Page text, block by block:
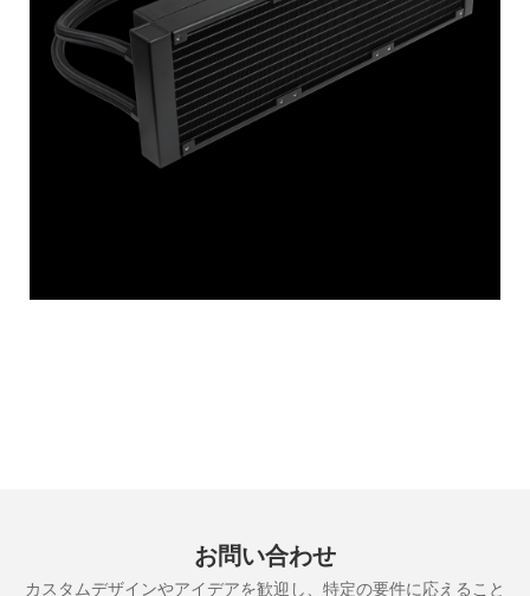
お問い合わせ
カスタムデザインやアイデアを歓迎し、特定の要件に応えること